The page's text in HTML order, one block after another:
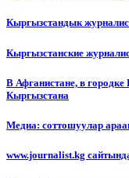
Кыргызстандык
Кыргызстанские
В Афганистане, в
Кыргызстана
Медиа: соттошуулар
www.journalist.kg